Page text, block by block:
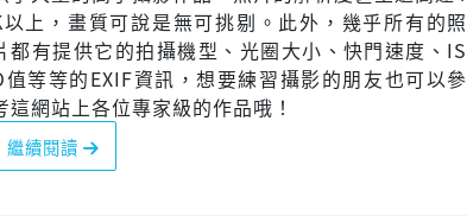
以上，畫質可說是無可挑剔。此外，幾乎所有的照
都有提供它的拍攝機型、光圈大小、快門速度、IS
值等等的EXIF資訊，想要練習攝影的朋友也可以參
這網站上各位專家級的作品哦！
繼續閱讀